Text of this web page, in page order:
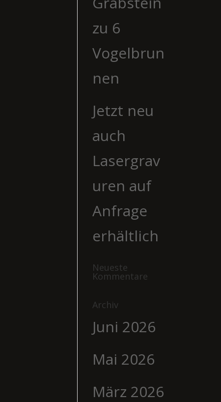
zu 6
Vogelbrun
nen
Jetzt neu
auch
Lasergrav
uren auf
Anfrage
erhältlich
Neueste
Kommentare
Archiv
Juni 2026
Mai 2026
März 2026